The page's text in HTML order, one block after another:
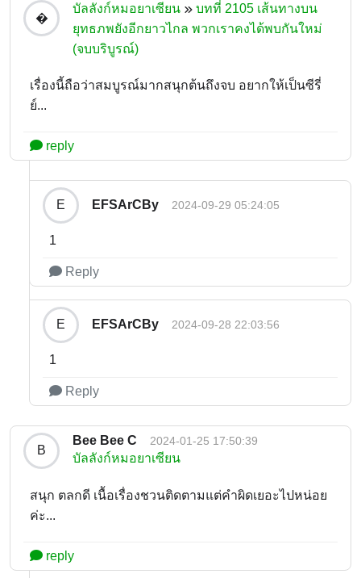
�
บัลลังก์หมอยาเซียน
บทที่ 2105 เส้นทางบน
ยุทธภพยังอีกยาวไกล พวกเราคงได้พบกันใหม่
(จบบริบูรณ์)
เรื่องนี้ถือว่าสมบูรณ์มากสนุกต้นถึงจบ อยากให้เป็นซีรี่
ย์...
reply
E EFSArCBy 2024-09-29 05:24:05
1
Reply
E EFSArCBy 2024-09-28 22:03:56
1
Reply
B
Bee Bee C 2024-01-25 17:50:39
บัลลังก์หมอยาเซียน
สนุก ตลกดี เนื้อเรื่องชวนติดตามแต่คำผิดเยอะไปหน่อย
ค่ะ...
reply